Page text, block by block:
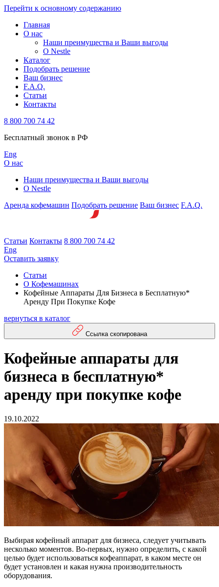
Перейти к основному содержанию
Главная
О нас
Наши преимущества и Ваши выгоды
О Nestle
Каталог
Подобрать решение
Ваш бизнес
F.A.Q.
Статьи
Контакты
8 800 700 74 42
Бесплатный звонок в РФ
Eng
О нас
Наши преимущества и Ваши выгоды
О Nestle
Аренда кофемашин Подобрать решение Ваш бизнес F.A.Q.
Статьи Контакты 8 800 700 74 42
Eng
Оставить заявку
Статьи
О Кофемашинах
Кофейные Аппараты Для Бизнеса в Бесплатную*
Аренду При Покупке Кофе
вернуться в каталог
Ссылка скопирована
Кофейные аппараты для
бизнеса в бесплатную*
аренду при покупке кофе
19.10.2022
Выбирая кофейный аппарат для бизнеса, следует учитывать
несколько моментов. Во-первых, нужно определить, с какой
целью будет использоваться кофеаппарат, в каком месте он
будет установлен и какая нужна производительность
оборудования.